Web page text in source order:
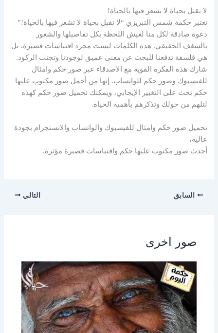
لا تقبل بحياة لا تشعر فيها بالحياة!
تعتبر حكمة شمس التبريزي “لا تقبل بحياة لا تشعر فيها بالحياة!”
دعوة صادقة لكل منا لعيش اللحظة بكل تفاصيلها والشعور
بالشغف الحقيقي. هذه الكلمات ليست مجرد اقتباسات قصيرة، بل
هي فلسفة تدفعنا للبحث عن معنى عميق لوجودنا وتجنب الركود.
شارك هذه الفكرة القوية مع الأصدقاء عبر صور حكم وامثال
للفيسبوك وصور حكم للواتساب. إنها من أجمل صور مكتوب عليها
حكم تحث على التغيير الإيجابي، ويمكنك تحميل صور حكم كهذه
لتلهم من حولك وتذكرهم بأهمية الحياة.
تحميل صور حكم وامثال للفيسبوك والواتساب والانستجرام بجودة
عالية،
أحدث صور مكتوب عليها حكم واقتباسات قصيرة مؤثرة.
السابق التالي
صور اخرى